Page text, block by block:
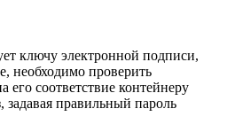
ключу электронной подписи,
необходимо проверить
его соответствие контейнеру
задавая правильный пароль